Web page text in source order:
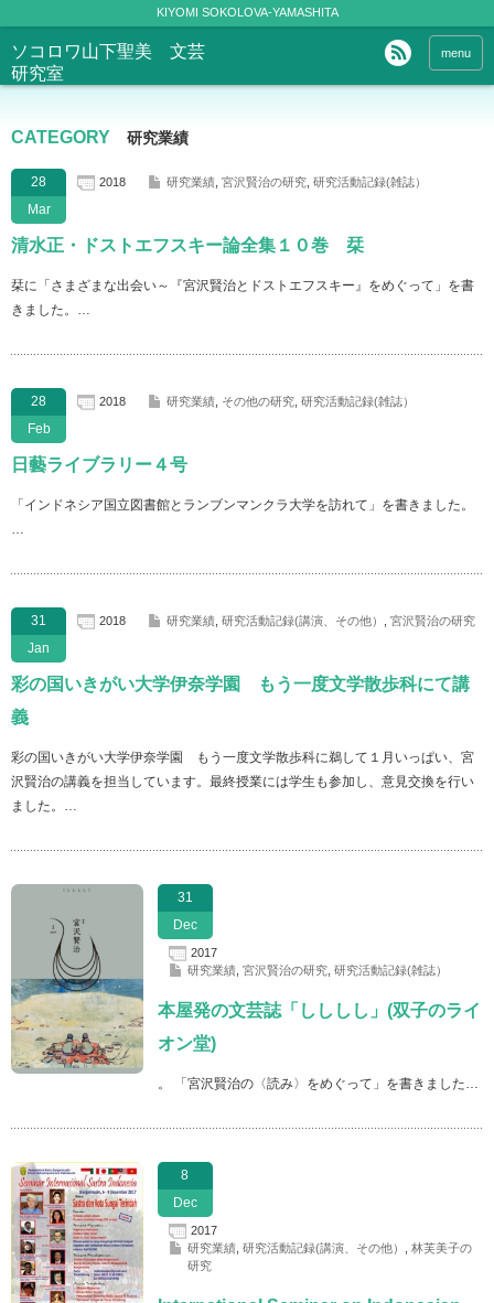
KIYOMI SOKOLOVA-YAMASHITA
ソコロワ山下聖美 文芸
研究室
menu
CATEGORY 研究業績
28
Mar
2018 研究業績 宮沢賢治の研究 研究活動記録(雑誌）
清水正・ドストエフスキー論全集１０巻 栞
栞に「さまざまな出会い～『宮沢賢治とドストエフスキー』をめぐって」を書
きました。…
28
Feb
2018 研究業績 その他の研究 研究活動記録(雑誌）
日藝ライブラリー４号
「インドネシア国立図書館とランブンマンクラ大学を訪れて」を書きました。
…
31
Jan
2018 研究業績 研究活動記録(講演、その他） 宮沢賢治の研究
彩の国いきがい大学伊奈学園 もう一度文学散歩科にて講
義
彩の国いきがい大学伊奈学園 もう一度文学散歩科に鵜して１月いっぱい、宮
沢賢治の講義を担当しています。最終授業には学生も参加し、意見交換を行い
ました。…
31
Dec
2017
研究業績, 宮沢賢治の研究, 研究活動記録(雑誌）
本屋発の文芸誌「しししし」(双子のライ
オン堂)
。 「宮沢賢治の〈読み〉をめぐって」を書きました…
8
Dec
2017
研究業績, 研究活動記録(講演、その他）
林芙美子の
研究